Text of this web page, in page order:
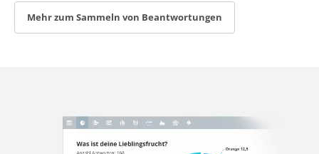
Mehr zum Sammeln von Beantwortungen